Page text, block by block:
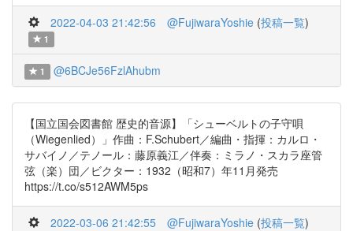
2022-04-03 21:42:56 @FujiwaraYoshie (投稿一覧)
1
1 @6BCJe56FzlAhubm
【国立国会図書館 歴史的音源】「シューベルトの子守唄
（Wiegenlied）」作曲：F.Schubert／編曲・指揮：カルロ・
サバイノ／テノール：藤原義江／伴奏：ミラノ・スカラ座管
弦（楽）団／ビクター：1932（昭和7）年11月発売
https://t.co/s512AWM5ps
2022-03-06 21:42:55 @FujiwaraYoshie (投稿一覧)